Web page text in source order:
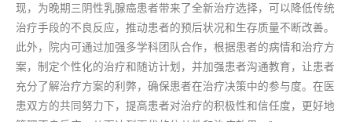
现，为晚期三阴性乳腺癌患者带来了全新治疗选择，可以降低传统
治疗手段的不良反应，推动患者的预后状况和生存质量不断改善。
此外，院内可通过加强多学科团队合作，根据患者的病情和治疗方
案，制定个性化的治疗和随访计划，并加强患者沟通教育，让患者
充分了解治疗方案的利弊，确保患者在治疗决策中的参与度。在医
患双方的共同努力下，提高患者对治疗的积极性和信任度，更好地